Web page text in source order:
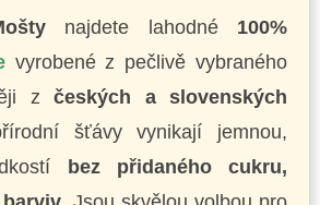
najdete lahodné 100%
vyrobené z pečlivě vybraného
z českých a slovenských
šťávy vynikají jemnou,
bez přidaného cukru,